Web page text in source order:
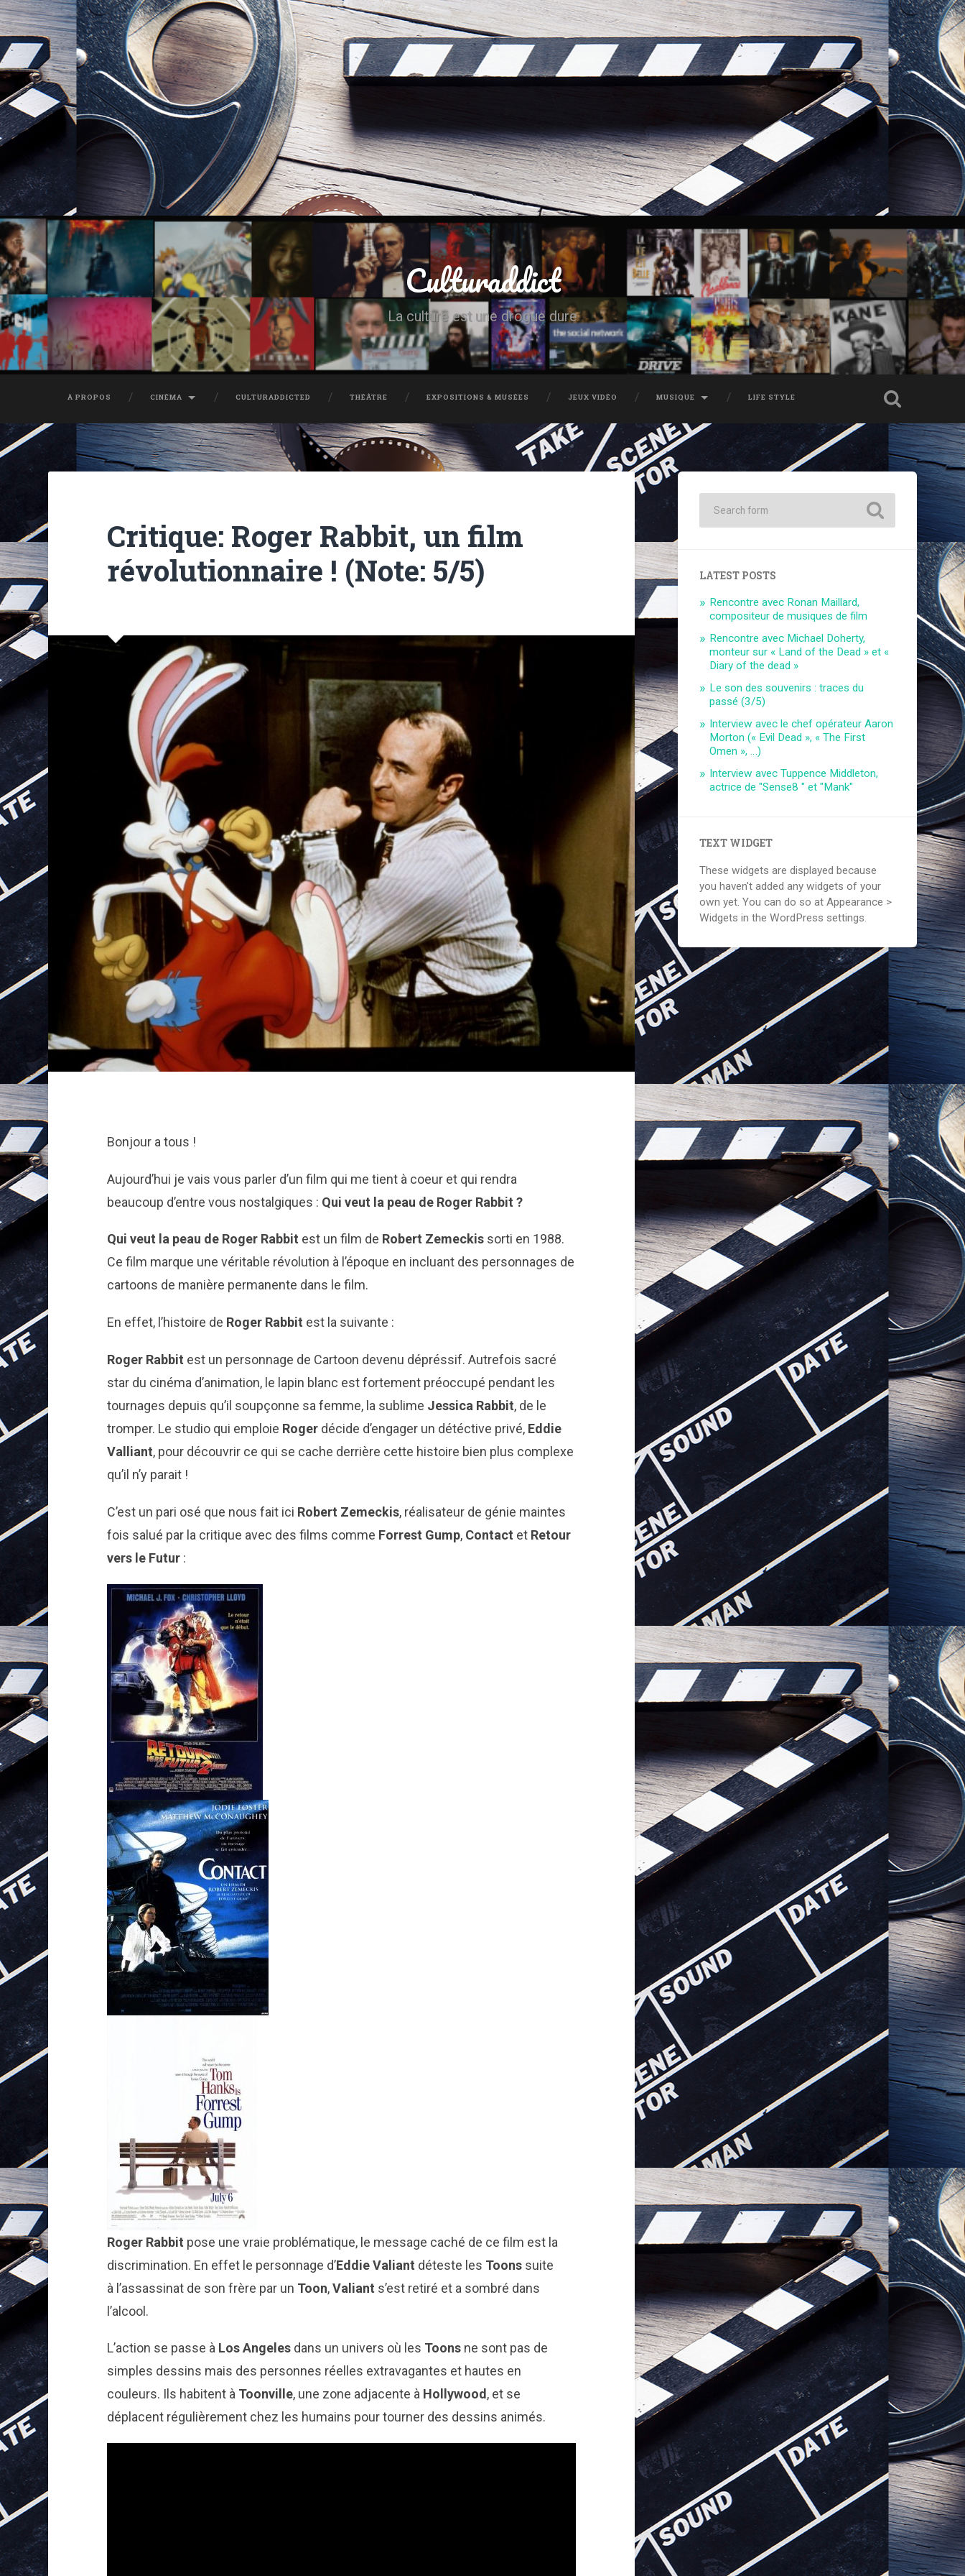
Culturaddict
La culture est une drogue dure
À PROPOS CINÉMA CULTURADDICTED THÉÂTRE EXPOSITIONS & MUSÉES JEUX VIDÉO MUSIQUE LIFE STYLE
Critique: Roger Rabbit, un film
révolutionnaire ! (Note: 5/5)
Bonjour a tous !
Aujourd’hui je vais vous parler d’un film qui me tient à coeur et qui rendra
beaucoup d’entre vous nostalgiques : Qui veut la peau de Roger Rabbit ?
Qui veut la peau de Roger Rabbit est un film de Robert Zemeckissorti en 1988.
Ce film marque une véritable révolution à l’époque en incluant des personnages de
cartoons de manière permanente dans le film.
En effet, l’histoire de Roger Rabbit est la suivante :
Roger Rabbit est un personnage de Cartoon devenu dépréssif. Autrefois sacré
star du cinéma d’animation, le lapin blanc est fortement préoccupé pendant les
tournages depuis qu’il soupçonne sa femme, la sublime Jessica Rabbit, de le
tromper. Le studio qui emploie Rogerdécide d’engager un détéctive privé, Eddie
Valliant, pour découvrir ce qui se cache derrière cette histoire bien plus complexe
qu’il n’y parait !
C’est un pari osé que nous fait ici Robert Zemeckis, réalisateur de génie maintes
fois salué par la critique avec des films comme Forrest Gump, Contact et Retour
vers le Futur:
Roger Rabbit pose une vraie problématique, le message caché de ce film est la
discrimination. En effet le personnage d’Eddie Valiant déteste les Toonssuite
à l’assassinat de son frère par un Toon,Valiant s’est retiré et a sombré dans
l’alcool.
L’action se passe àLos Angelesdans un univers où les Toonsne sont pas de
simples dessins mais des personnes réelles extravagantes et hautes en
couleurs. Ils habitent à Toonville, une zone adjacente à Hollywood, et se
déplacent régulièrement chez les humains pour tourner des dessins animés.
LATEST POSTS
Rencontre avec Ronan Maillard,
compositeur de musiques de film
Rencontre avec Michael Doherty,
monteur sur « Land of the Dead » et «
Diary of the dead »
Le son des souvenirs : traces du
passé (3/5)
Interview avec le chef opérateur Aaron
Morton (« Evil Dead », « The First
Omen », …)
Interview avec Tuppence Middleton,
actrice de "Sense8 " et "Mank"
TEXT WIDGET
These widgets are displayed because
you haven't added any widgets of your
own yet. You can do so at Appearance >
Widgets in the WordPress settings.